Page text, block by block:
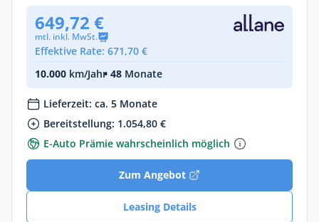
649,72 €
mtl. inkl. MwSt.
Effektive Rate: 671,70 €
10.000 km/Jahr• 48 Monate
Lieferzeit: ca. 5 Monate
Bereitstellung: 1.054,80 €
E-Auto Prämie wahrscheinlich möglich
Zum Angebot
Leasing Details